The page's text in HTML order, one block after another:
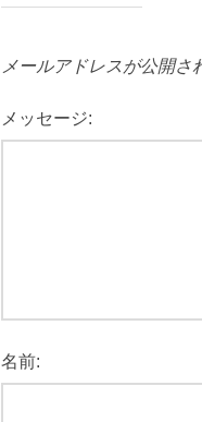
メールアドレスが公開さ
メッセージ:
名前: